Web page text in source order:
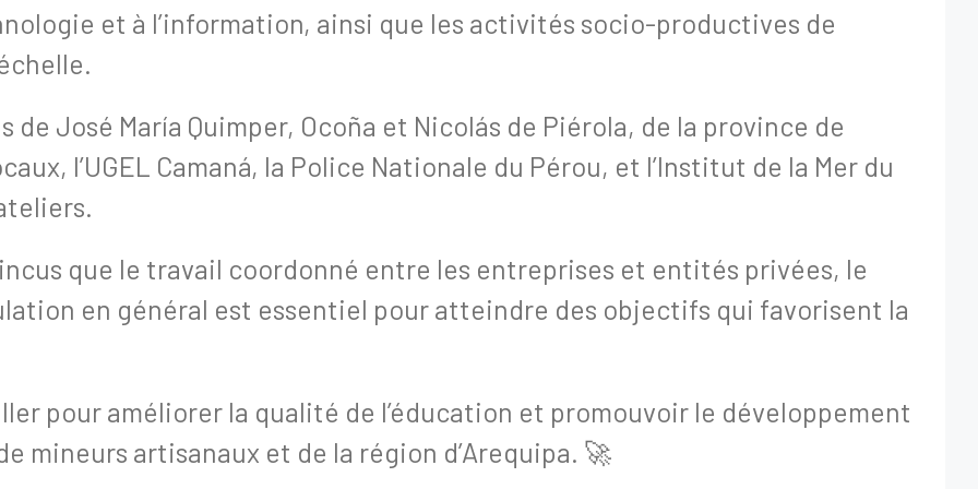
et à l’information, ainsi que les activités socio-productives de
José María Quimper, Ocoña et Nicolás de Piérola, de la province de
l’UGEL Camaná, la Police Nationale du Pérou, et l’Institut de la Mer du
que le travail coordonné entre les entreprises et entités privées, le
en général est essentiel pour atteindre des objectifs qui favorisent la
pour améliorer la qualité de l’éducation et promouvoir le développement
mineurs artisanaux et de la région d’Arequipa. 🚀